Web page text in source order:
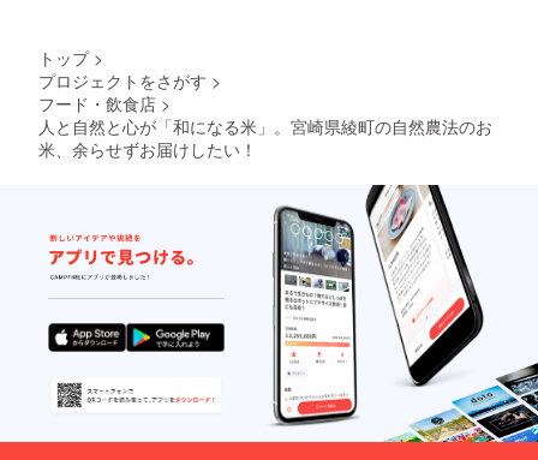
トップ >
プロジェクトをさがす >
フード・飲食店 >
人と自然と心が「和になる米」。宮崎県綾町の自然農法のお
米、余らせずお届けしたい！